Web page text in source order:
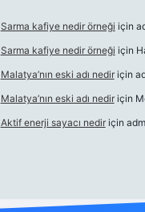
Sarma kafiye nedir örneği için
Sarma kafiye nedir örneği için
Malatya’nın eski adı nediriçin
Malatya’nın eski adı nediriçin
Aktif enerji sayacı nediriçin